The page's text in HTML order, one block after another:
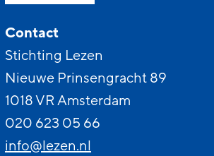
Contact
Stichting Lezen
Nieuwe Prinsengracht 89
1018 VR Amsterdam
020 623 05 66
info@lezen.nl